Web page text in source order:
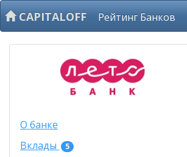
CAPITALOFF Рейтинг Банков
О банке
Вклады
5